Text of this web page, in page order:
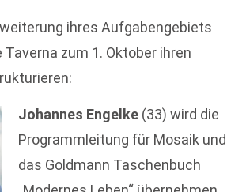
ihres Aufgabengebiets
zum 1. Oktober ihren
Johannes Engelke (33) wird die
Programmleitung für Mosaik und
das Goldmann Taschenbuch